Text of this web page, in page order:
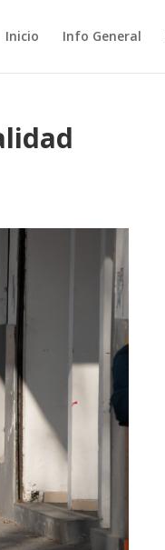
Inicio Info General